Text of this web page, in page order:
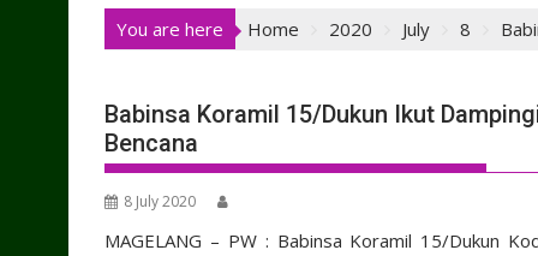
You are here Home 2020 July 8
Babinsa Koramil 15/Dukun Ikut
Bencana
8 July 2020
MAGELANG – PW : Babinsa Koramil 15/Dukun